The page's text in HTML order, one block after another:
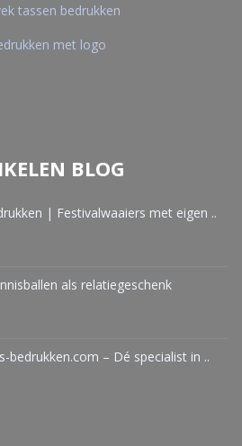
tassen bedrukken
met logo
BLOG
| Festivalwaaiers met eigen ..
als relatiegeschenk
bedrukken.com – Dé specialist in ..